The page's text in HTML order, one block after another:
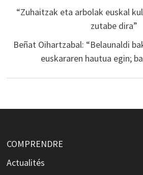
“Zuhaitzak eta arbolak euskal
zutabe dira”
Beñat Oihartzabal: “Belaunaldi
euskararen hautua egin;
COMPRENDRE
Actualités